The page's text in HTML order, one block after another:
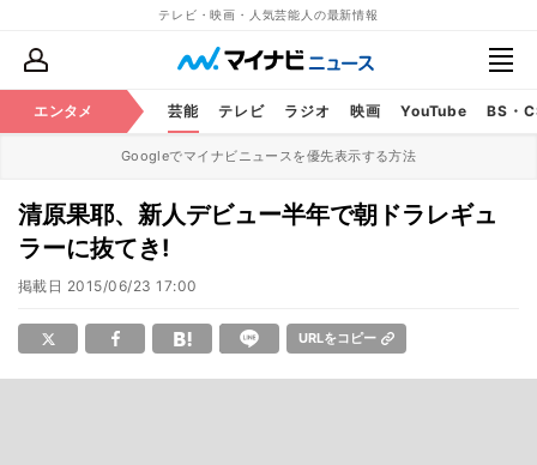
テレビ・映画・人気芸能人の最新情報
エンタメ 芸能 テレビ ラジオ 映画 YouTube BS・
Googleでマイナビニュースを優先表示する方法
清原果耶、新人デビュー半年で朝ドラレギュ
ラーに抜てき!
掲載日 2015/06/23 17:00
URLをコピー